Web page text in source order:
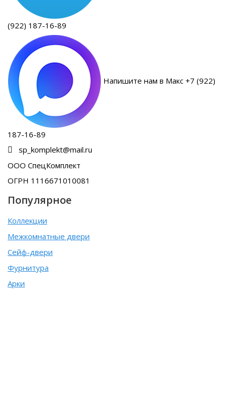
(922) 187-16-89
Напишите нам в Макс +7 (922)
187-16-89
sp_komplekt@mail.ru
ООО СпецКомплект
ОГРН 1116671010081
Популярное
Коллекции
Межкомнатные двери
Сейф-двери
Фурнитура
Арки